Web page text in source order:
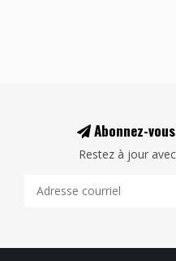
Abonnez-
Restez à jour